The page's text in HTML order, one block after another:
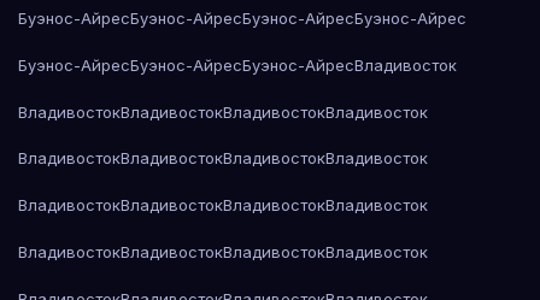
Буэнос-АйресБуэнос-АйресБуэнос-АйресБуэнос-Айрес
Буэнос-АйресБуэнос-АйресБуэнос-АйресВладивосток
ВладивостокВладивостокВладивостокВладивосток
ВладивостокВладивостокВладивостокВладивосток
ВладивостокВладивостокВладивостокВладивосток
ВладивостокВладивостокВладивостокВладивосток